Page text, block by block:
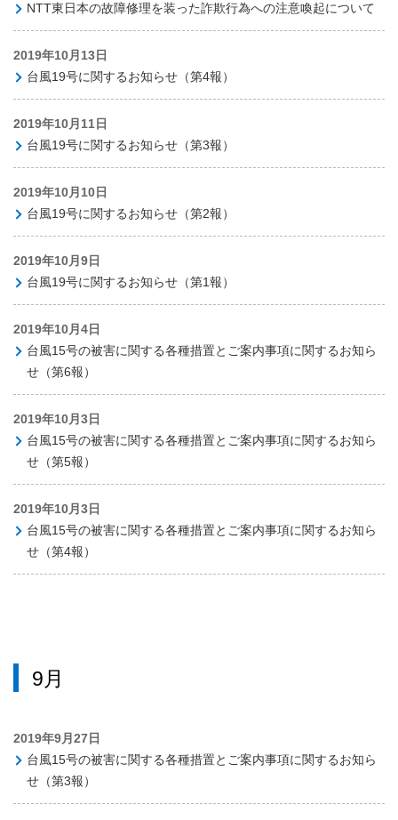
NTT東日本の故障修理を装った詐欺行為への注意喚起について
2019年10月13日
台風19号に関するお知らせ（第4報）
2019年10月11日
台風19号に関するお知らせ（第3報）
2019年10月10日
台風19号に関するお知らせ（第2報）
2019年10月9日
台風19号に関するお知らせ（第1報）
2019年10月4日
台風15号の被害に関する各種措置とご案内事項に関するお知ら
せ（第6報）
2019年10月3日
台風15号の被害に関する各種措置とご案内事項に関するお知ら
せ（第5報）
2019年10月3日
台風15号の被害に関する各種措置とご案内事項に関するお知ら
せ（第4報）
9月
2019年9月27日
台風15号の被害に関する各種措置とご案内事項に関するお知ら
せ（第3報）